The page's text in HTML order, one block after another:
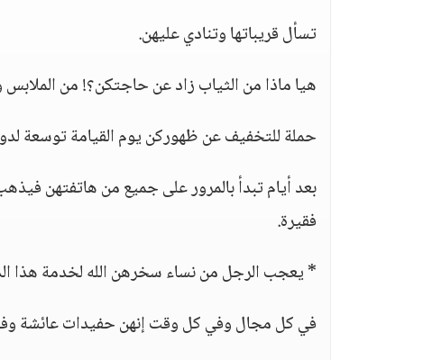
تسأل قريباتها وتنادي عليهن.
هيا ماذا من الثياب زاد عن حاجتكن؟! من
حملة للتخفيف عن ظهوركن يوم القيامة توسعة
بعد أيام تبدأ بالمرور على جميع من هاتفتهن
فقيرة.
* يعجب الرجل من نساء سخرهن الله لخدمة هذا
في كل مجال وفي كل وقت إنهن حفيدات عائشة